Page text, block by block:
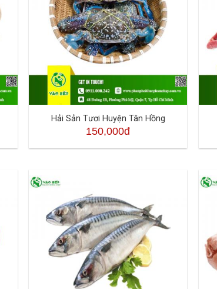
Hải Sản Tươi Huyện Tân Hồng
150,000đ